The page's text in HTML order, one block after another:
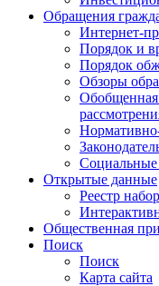
Обращения
Интернет-
Порядок и
Порядок
Обзоры
Обобщенная
Социальные
Открытые данные
Реестр
Общественная
Поиск
Поиск
Карта сайта